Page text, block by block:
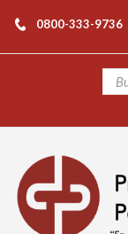
0800-333-9736